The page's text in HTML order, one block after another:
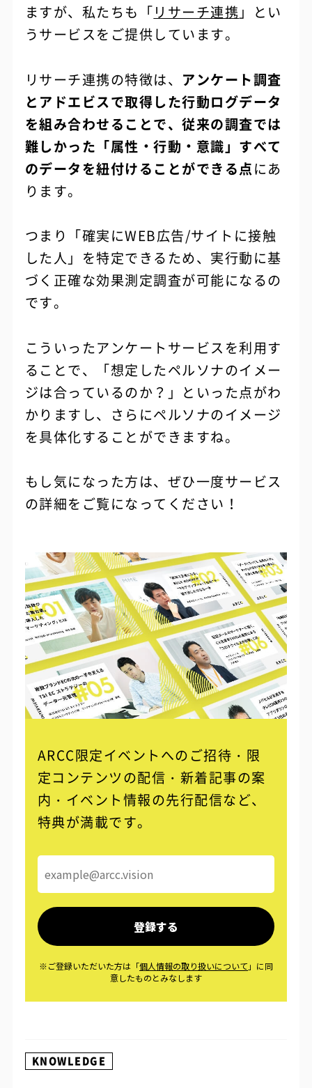
ますが、私たちも「リサーチ連携 」とい
うサービスをご提供しています。
リサーチ連携の特徴は、 アンケート調査
とアドエビスで取得した行動ログデータ
を組み合わせることで、従来の調査では
難しかった「属性・行動・意識」すべて
のデータを紐付けることができる点にあ
ります。
つまり「確実にWEB広告/サイトに接触
した人」を特定できるため、実行動に基
づく正確な効果測定調査が可能になるの
です。
こういったアンケートサービスを利用す
ることで、「想定したペルソナのイメー
ジは合っているのか？」といった点がわ
かりますし、さらにペルソナのイメージ
を具体化することができますね。
もし気になった方は、ぜひ一度サービス
の詳細をご覧になってください！
ARCC限定イベントへのご招待・限
定コンテンツの配信・ 新着記事の案
内・イベント情報の先行配信など、
特典が満載です。
KNOWLEDGE